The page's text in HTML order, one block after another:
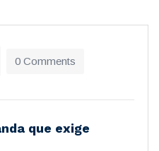
0 Comments
que exige